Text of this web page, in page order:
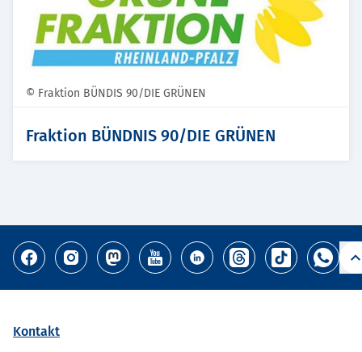
© Fraktion BÜNDIS 90/DIE GRÜNEN
Fraktion BÜNDNIS 90/DIE GRÜNEN